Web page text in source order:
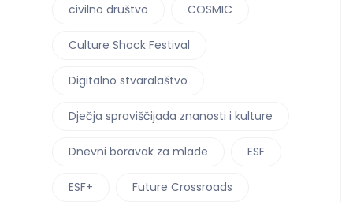
civilno društvo COSMIC
Culture Shock Festival
Digitalno stvaralaštvo
Dječja spraviščijada znanosti i kulture
Dnevni boravak za mlade ESF
ESF+ Future Crossroads